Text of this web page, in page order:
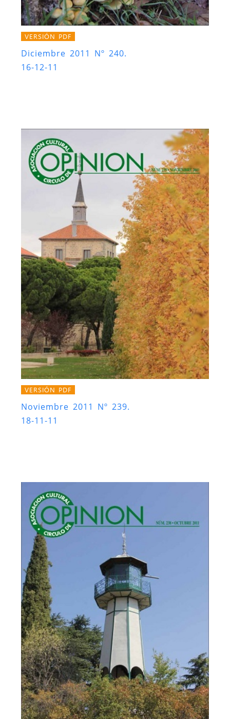
VERSIÓN PDF
Diciembre 2011 Nº 240.
16-12-11
VERSIÓN PDF
Noviembre 2011 Nº 239.
18-11-11